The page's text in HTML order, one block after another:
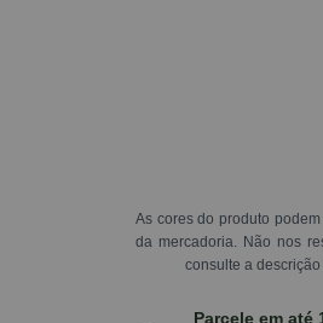
As cores do produto
da mercadoria. Não nos
consulte a
Parcele em até